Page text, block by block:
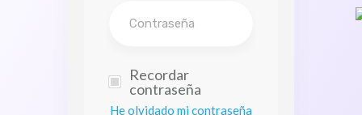
Recordar
contraseña
He olvidado mi contraseña